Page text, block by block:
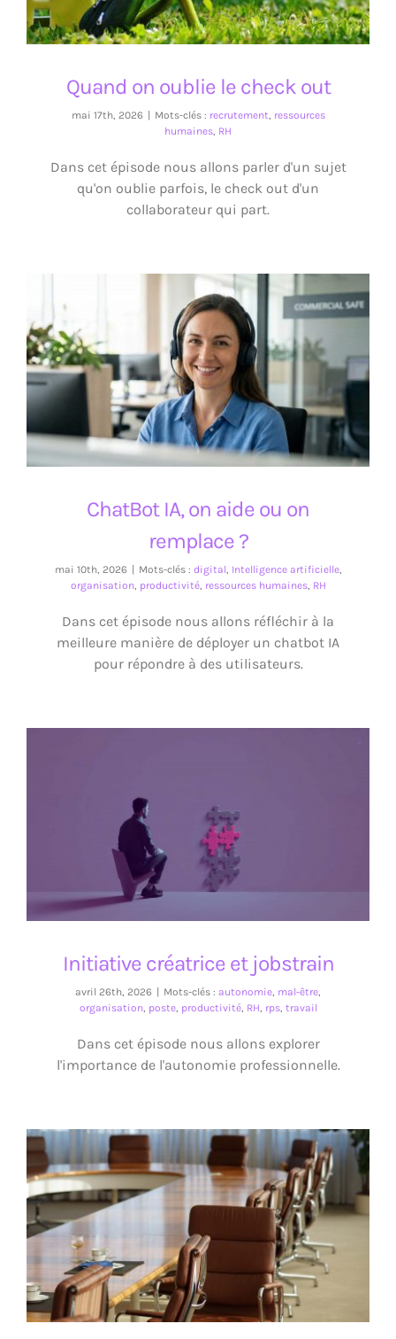
Quand on oublie le check out
mai 17th, 2026 Mots-clés : recrutement, ressources
humaines, RH
Dans cet épisode nous allons parler d'un sujet
qu'on oublie parfois, le check out d'un
collaborateur qui part.
ChatBot IA, on aide ou on remplace ?
ChatBot IA, on aide ou on
remplace ?
mai 10th, 2026 Mots-clés : digital, Intelligence artificielle,
organisation, productivité, ressources humaines, RH
Dans cet épisode nous allons réfléchir à la
meilleure manière de déployer un chatbot IA
pour répondre à des utilisateurs.
Initiative créatrice et jobstrain
Initiative créatrice et jobstrain
avril 26th, 2026 Mots-clés : autonomie, mal-être,
organisation, poste, productivité, RH, rps, travail
Dans cet épisode nous allons explorer
l'importance de l'autonomie professionnelle.
À propos de people review